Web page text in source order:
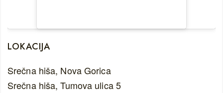
LOKACIJA
Srečna hiša, Nova Gorica
Srečna hiša, Tumova ulica 5